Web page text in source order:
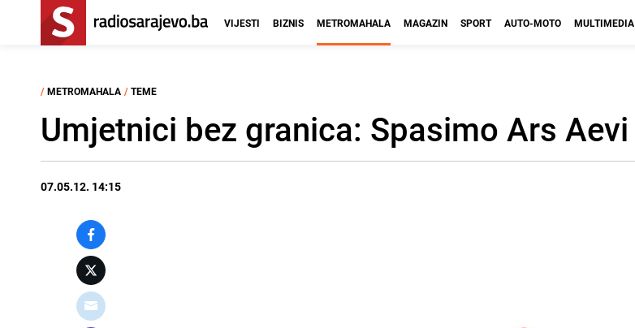
VIJESTI BIZNIS METROMAHALA MAGAZIN SPORT AUTO-MOTO MULTIMEDIA
/ METROMAHALA / TEME
Umjetnici bez granica: Spasimo Ars Aevi
07.05.12. 14:15